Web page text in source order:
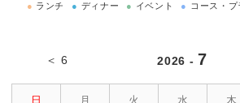
● ランチ ● ディナー ● イベント ● コース・プ
＜ 6 2026 - 7
日 月 火 水 木